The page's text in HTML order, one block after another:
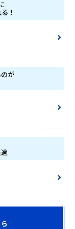
！
が